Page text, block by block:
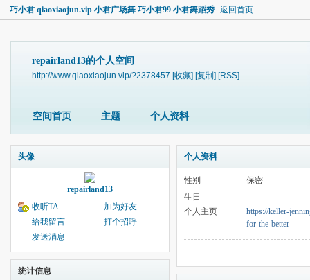
巧小君 qiaoxiaojun.vip 小君广场舞 巧小君99 小君舞蹈秀 返回首页
repairland13的个人空间
http://www.qiaoxiaojun.vip/?2378457 [收藏] [复制] [RSS]
空间首页 主题 个人资料
头像
repairland13
收听TA
加为好友
给我留言
打个招呼
发送消息
统计信息
个人资料
性别
保密
生日
个人主页
https://keller-
for-the-better